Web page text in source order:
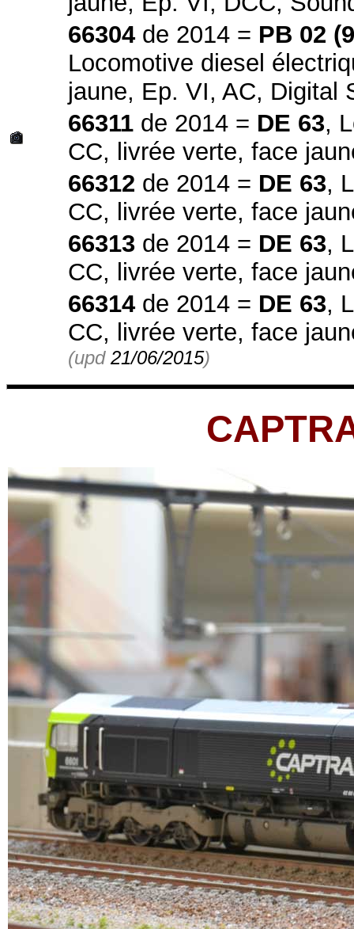
66304 de 2014 = PB 02
Locomotive diesel
jaune, Ep. VI, AC, Digital
66311 de 2014 = DE 63,
CC, livrée verte, face
66312 de 2014 = DE 63,
CC, livrée verte, face
66313 de 2014 = DE 63,
CC, livrée verte, face
66314 de 2014 = DE 63,
CC, livrée verte, face
(upd 21/06/2015)